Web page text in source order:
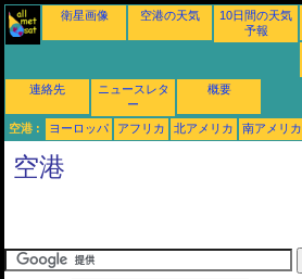
衛星画像 空港の天気
10日間の天気
予報
連絡先
ニュースレタ
ー
概要
空港 : ヨーロッパ アフリカ 北アメリカ 南アメリカ
空港